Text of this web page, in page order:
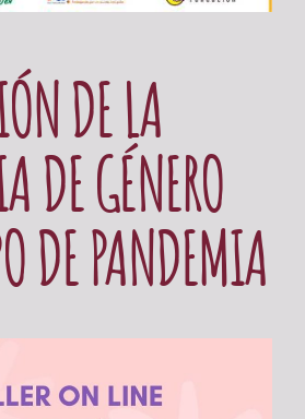
DE LA
DE GÉNERO
DE PANDEMIA